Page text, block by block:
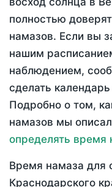
полностью
намазов. Если вы
нашим
наблюдением,
сделать
Подробно о том,
намазов мы
определять время
Время намаза для
Краснодарского